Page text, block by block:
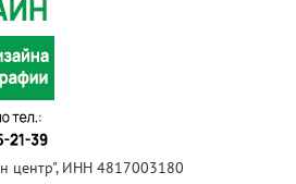
центр", ИНН 4817003180